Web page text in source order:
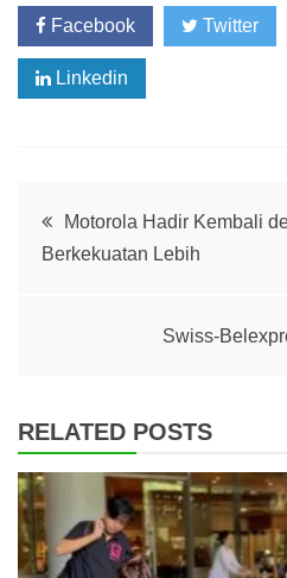
Facebook Twitter
Linkedin
PostMotorola Hadir Kembali
Berkekuatan Lebih
Swiss-
RELATED POSTS